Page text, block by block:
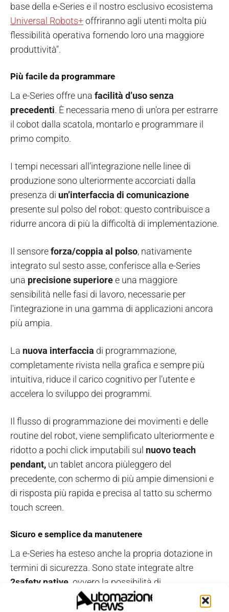
base della e-Series e il nostro esclusivo ecosistema
Universal Robots+offriranno agli utenti molta più
flessibilità operativa fornendo loro una maggiore
produttività".
Più facile da programmare
La e-Series offre una facilità d’uso senza
precedenti. È necessaria meno di un'ora per estrarre
il cobot dalla scatola, montarlo e programmare il
primo compito.
I tempi necessari all’integrazione nelle linee di
produzione sono ulteriormente accorciati dalla
presenza di un’interfaccia di comunicazione
presente sul polso del robot: questo contribuisce a
ridurre ancora di più la difficoltà di implementazione.
Il sensoreforza/coppia al polso, nativamente
integrato sul sesto asse, conferisce alla e-Series
una precisione superioree una maggiore
sensibilità nelle fasi di lavoro, necessarie per
l'integrazione in una gamma di applicazioni ancora
più ampia.
La nuova interfaccia di programmazione,
completamente rivista nella grafica e sempre più
intuitiva, riduce il carico cognitivo per l’utente e
accelera lo sviluppo dei programmi.
Il flusso di programmazione dei movimenti e delle
routine del robot, viene semplificato ulteriormente e
ridotto a pochi click imputabili sul nuovo teach
pendant, un tablet ancora piùleggero del
precedente, con schermo di più ampie dimensioni e
di risposta più rapida e precisa al tatto su schermo
touch screen.
Sicuro e semplice da manutenere
La e-Series ha esteso anche la propria dotazione in
termini di sicurezza. Sono state integrate altre
2safety native, ovvero la possibilità di
personalizzare tempo e distanza di arresto